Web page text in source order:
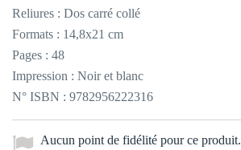
Reliures : Dos carré collé
Formats : 14,8x21 cm
Pages : 48
Impression : Noir et blanc
N° ISBN : 9782956222316
Aucun point de fidélité pour ce produit.